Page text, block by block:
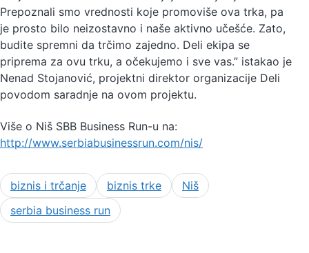
Prepoznali smo vrednosti koje promoviše ova trka, pa
je prosto bilo neizostavno i naše aktivno učešće. Zato,
budite spremni da trčimo zajedno. Deli ekipa se
priprema za ovu trku, a očekujemo i sve vas.” istakao je
Nenad Stojanović, projektni direktor organizacije Deli
povodom saradnje na ovom projektu.
Više o Niš SBB Business Run-u na:
http://www.serbiabusinessrun.com/nis/
biznis i trčanje biznis trke
Niš
serbia business run